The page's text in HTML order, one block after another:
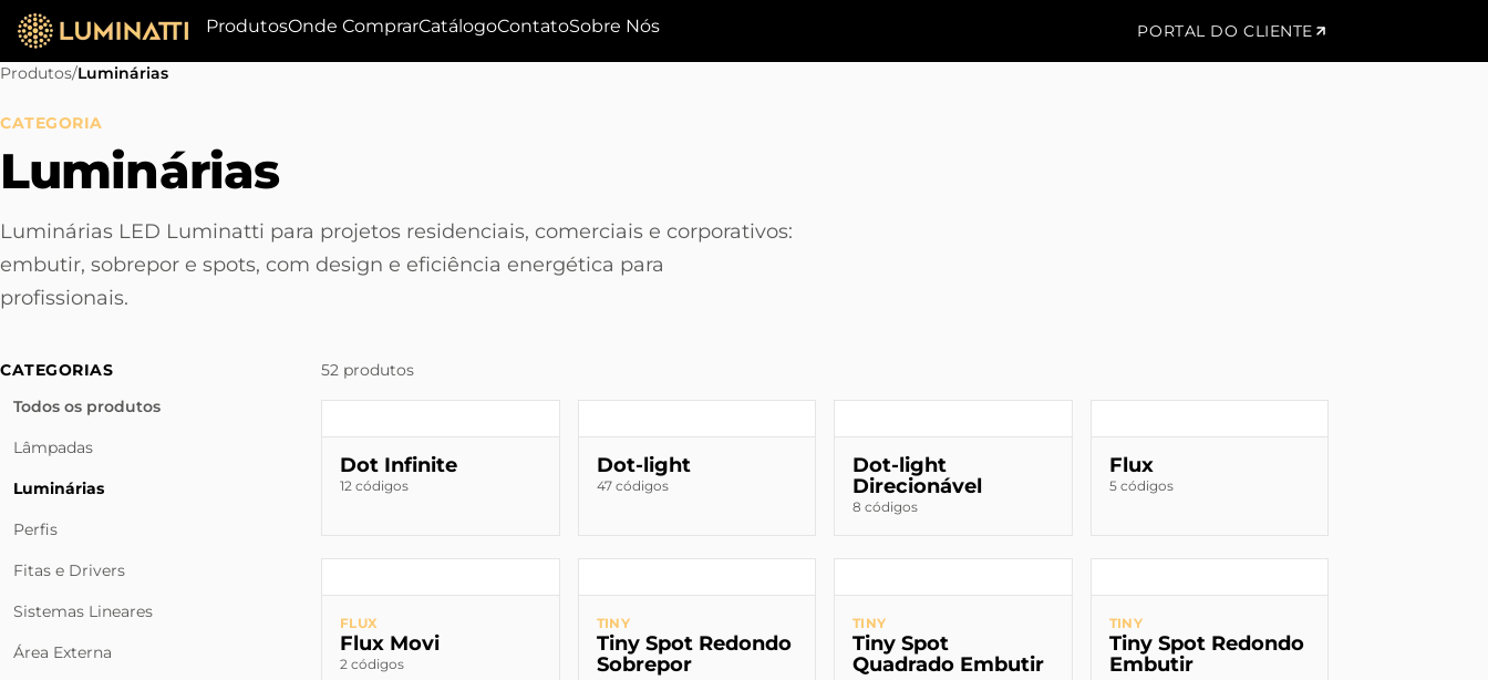
ProdutosOnde ComprarCatálogoContatoSobre Nós PORTAL DO CLIENTE
Produtos/Luminárias
CATEGORIA
Luminárias
Luminárias LED Luminatti para projetos residenciais, comerciais e corporativos:
embutir, sobrepor e spots, com design e eficiência energética para
profissionais.
CATEGORIAS
Todos os produtos
Lâmpadas
Luminárias
Perfis
Fitas e Drivers
Sistemas Lineares
Área Externa
52 produtos
Dot Infinite
12 códigos
Dot-light
47 códigos
Dot-light
Direcionável
8 códigos
Flux
5 códigos
FLUX
Flux Movi
2 códigos
TINY
Tiny Spot Redondo
Sobrepor
TINY
Tiny Spot
Quadrado Embutir
TINY
Tiny Spot Redondo
Embutir